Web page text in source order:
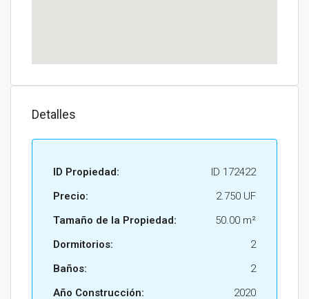
Detalles
ID Propiedad:
ID 172422
Precio:
2.750 UF
Tamaño de la Propiedad:
50.00 m²
Dormitorios:
2
Baños:
2
Año Construcción:
2020